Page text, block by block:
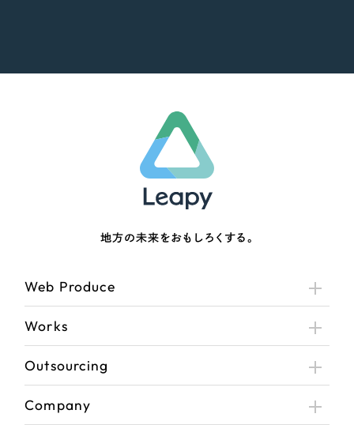
地方の未来をおもしろくする。
Web Produce
Works
Outsourcing
Company